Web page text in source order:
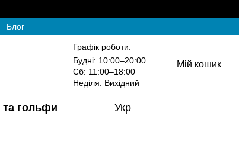
Блог
Графік роботи:
Будні: 10:00–20:00
Сб: 11:00–18:00
Неділя: Вихідний
Мій кошик
та гольфи Укр